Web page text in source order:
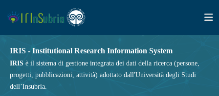
IRIS - Institutional Research Information System
IRIS è il sistema di gestione integrata dei dati della ricerca (persone,
progetti, pubblicazioni, attività) adottato dall'Università degli Studi
dell’Insubria.